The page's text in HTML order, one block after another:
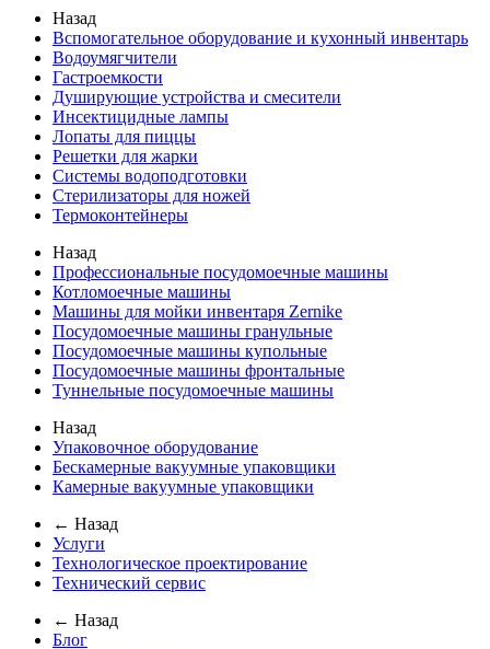
Назад
Вспомогательное оборудование и кухонный инвентарь
Водоумягчители
Гастроемкости
Душирующие устройства и смесители
Инсектицидные лампы
Лопаты для пиццы
Решетки для жарки
Системы водоподготовки
Стерилизаторы для ножей
Термоконтейнеры
Назад
Профессиональные посудомоечные машины
Котломоечные машины
Машины для мойки инвентаря Zernike
Посудомоечные машины гранульные
Посудомоечные машины купольные
Посудомоечные машины фронтальные
Туннельные посудомоечные машины
Назад
Упаковочное оборудование
Бескамерные вакуумные упаковщики
Камерные вакуумные упаковщики
← Назад
Услуги
Технологическое проектирование
Технический сервис
← Назад
Блог